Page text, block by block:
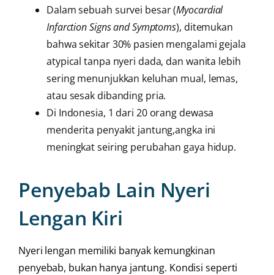
Dalam sebuah survei besar (Myocardial
Infarction Signs and Symptoms), ditemukan
bahwa sekitar 30% pasien mengalami gejala
atypical tanpa nyeri dada, dan wanita lebih
sering menunjukkan keluhan mual, lemas,
atau sesak dibanding pria.
Di Indonesia, 1 dari 20 orang dewasa
menderita penyakit jantung,angka ini
meningkat seiring perubahan gaya hidup.
Penyebab Lain Nyeri
Lengan Kiri
Nyeri lengan memiliki banyak kemungkinan
penyebab, bukan hanya jantung. Kondisi seperti